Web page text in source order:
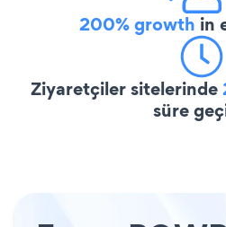
200% growth in
Ziyaretçiler sitelerinde
süre